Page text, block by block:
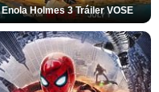
Enola Holmes 3 Tráiler VOSE